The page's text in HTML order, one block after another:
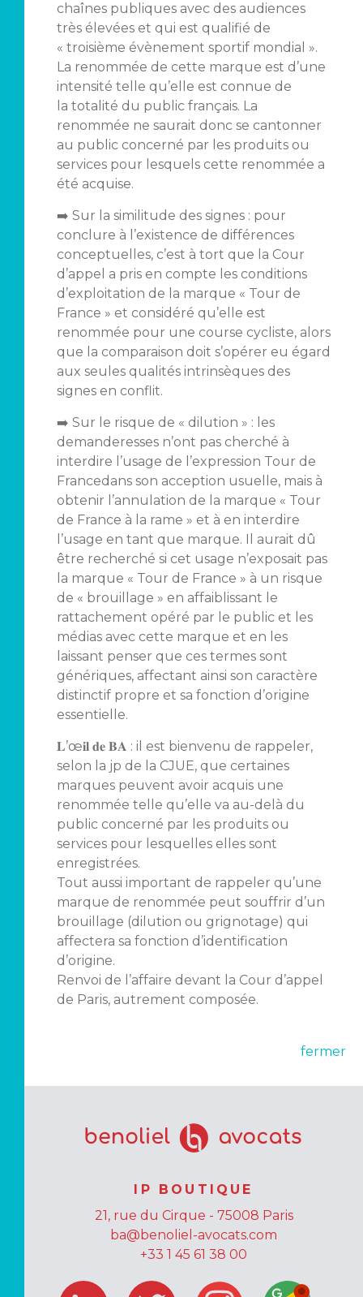
chaînes publiques avec des audiences
très élevées et qui est qualifié de
« troisième évènement sportif mondial ».
La renommée de cette marque est d’une
intensité telle qu’elle est connue de
la totalité du public français. La
renommée ne saurait donc se cantonner
au public concerné par les produits ou
services pour lesquels cette renommée a
été acquise.
➡️ Sur la similitude des signes : pour
conclure à l’existence de différences
conceptuelles, c’est à tort que la Cour
d’appel a pris en compte les conditions
d’exploitation de la marque « Tour de
France » et considéré qu’elle est
renommée pour une course cycliste, alors
que la comparaison doit s’opérer eu égard
aux seules qualités intrinsèques des
signes en conflit.
➡️ Sur le risque de « dilution » : les
demanderesses n’ont pas cherché à
interdire l’usage de l’expression Tour de
Francedans son acception usuelle, mais à
obtenir l’annulation de la marque « Tour
de France à la rame » et à en interdire
l’usage en tant que marque. Il aurait dû
être recherché si cet usage n’exposait pas
la marque « Tour de France » à un risque
de « brouillage » en affaiblissant le
rattachement opéré par le public et les
médias avec cette marque et en les
laissant penser que ces termes sont
génériques, affectant ainsi son caractère
distinctif propre et sa fonction d’origine
essentielle.
𝐋’œ𝐢𝐥 𝐝𝐞 𝐁𝐀 : il est bienvenu de rappeler,
selon la jp de la CJUE, que certaines
marques peuvent avoir acquis une
renommée telle qu’elle va au-delà du
public concerné par les produits ou
services pour lesquelles elles sont
enregistrées.
Tout aussi important de rappeler qu’une
marque de renommée peut souffrir d’un
brouillage (dilution ou grignotage) qui
affectera sa fonction d’identification
d’origine.
Renvoi de l’affaire devant la Cour d’appel
de Paris, autrement composée.
fermer
IP BOUTIQUE
21, rue du Cirque - 75008 Paris
ba@benoliel-avocats.com
+33 1 45 61 38 00